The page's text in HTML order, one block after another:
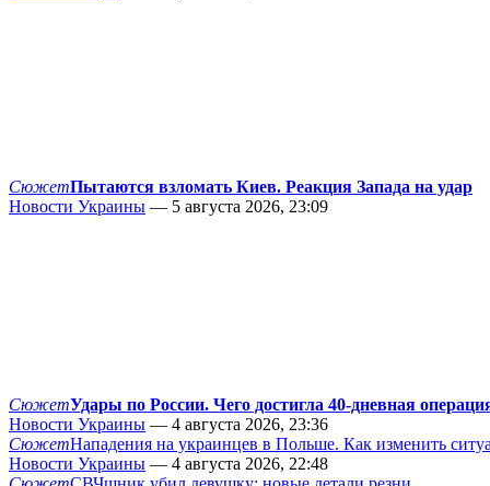
СюжетПытаются взломать Киев. Реакция Запада на удар
Новости Украины — 5 августа 2026, 23:09
СюжетУдары по России. Чего достигла 40-дневная
Новости Украины — 4 августа 2026, 23:36
СюжетНападения на украинцев в Польше. Как изменить
Новости Украины — 4 августа 2026, 22:48